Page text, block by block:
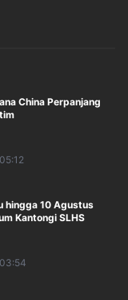
China Perpanjang
hingga 10 Agustus
Kantongi SLHS